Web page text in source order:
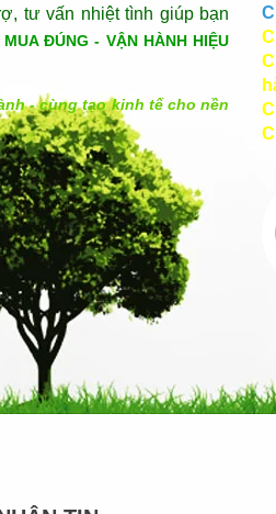
tư vấn nhiệt tình giúp bạn
ĐÚNG - VẬN HÀNH HIỆU
- cùng tạo kinh tế cho nền